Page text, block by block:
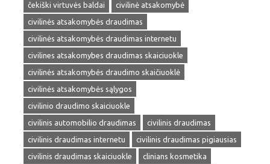
čekiški virtuvės baldai
civilinė atsakomybė
civilinės atsakomybės draudimas
civilinės atsakomybės draudimas internetu
civilines atsakomybes draudimas skaiciuokle
civilinės atsakomybės draudimo skaičiuoklė
civilinės atsakomybės sąlygos
civilinio draudimo skaiciuokle
civilinis automobilio draudimas
civilinis draudimas
civilinis draudimas internetu
civilinis draudimas pigiausias
civilinis draudimas skaiciuokle
clinians kosmetika